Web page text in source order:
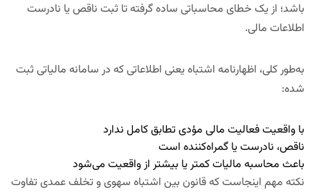
باشد؛ از یک خطای محاسباتی ساده گرفته تا ثبت ناقص یا نادرست
اطلاعات مالی.
به‌طور کلی، اظهارنامه اشتباه یعنی اطلاعاتی که در سامانه مالیاتی ثبت
شده:
با واقعیت فعالیت مالی مؤدی تطابق کامل ندارد
ناقص، نادرست یا گمراه‌کننده است
باعث محاسبه مالیات کمتر یا بیشتر از واقعیت می‌شود
نکته مهم اینجاست کهقانون بین اشتباه سهوی و تخلف عمدی تفاوت